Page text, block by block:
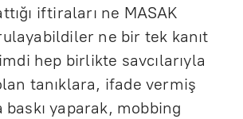
iftiraları ne MASAK
ne bir tek kanıt
hep birlikte savcılarıyla
tanıklara, ifade vermiş
baskı yaparak, mobbing